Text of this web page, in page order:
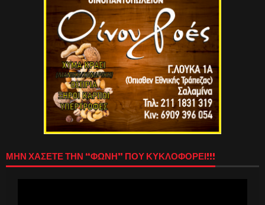
ΜΗΝ ΧΑΣΕΤΕ ΤΗΝ “ΦΩΝΗ” ΠΟΥ ΚΥΚΛΟΦΟΡΕΙ!!!